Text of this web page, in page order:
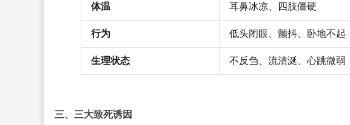
体温 耳鼻冰凉、四肢僵硬
行为 低头闭眼、颤抖、卧地不起
生理状态 不反刍、流清涎、心跳微弱
三、三大致死诱因